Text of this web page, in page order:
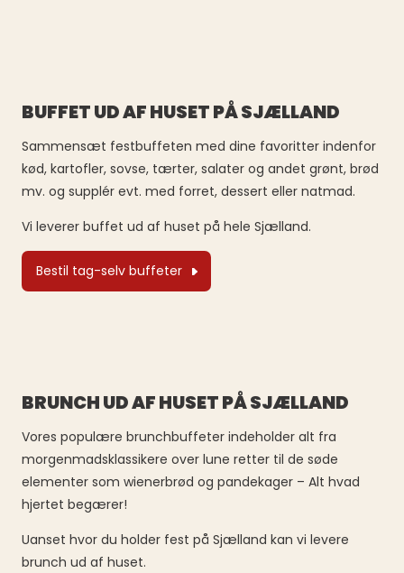
BUFFET UD AF HUSET PÅ SJÆLLAND
Sammensæt festbuffeten med dine favoritter indenfor
kød, kartofler, sovse, tærter, salater og andet grønt, brød
mv. og supplér evt. med forret, dessert eller natmad.
Vi leverer buffet ud af huset på hele Sjælland.
Bestil tag-selv buffeter
BRUNCH UD AF HUSET PÅ SJÆLLAND
Vores populære brunchbuffeter indeholder alt fra
morgenmadsklassikere over lune retter til de søde
elementer som wienerbrød og pandekager – Alt hvad
hjertet begærer!
Uanset hvor du holder fest på Sjælland kan vi levere
brunch ud af huset.